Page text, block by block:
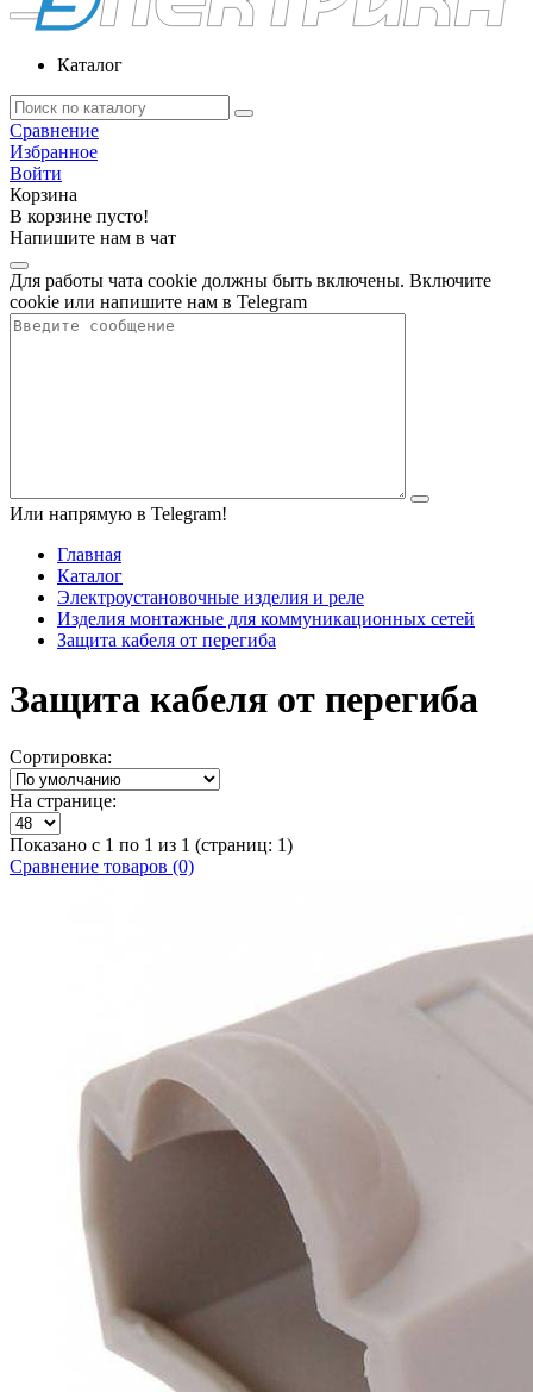
Каталог
Сравнение
Избранное
Войти
Корзина
В корзине пусто!
Напишите нам в чат
Для работы чата cookie должны быть включены. Включите
cookie или напишите нам в Telegram
Или напрямую в Telegram!
Главная
Каталог
Электроустановочные изделия и реле
Изделия монтажные для коммуникационных сетей
Защита кабеля от перегиба
Защита кабеля от перегиба
Сортировка:
На странице:
Показано с 1 по 1 из 1 (страниц: 1)
Сравнение товаров (0)